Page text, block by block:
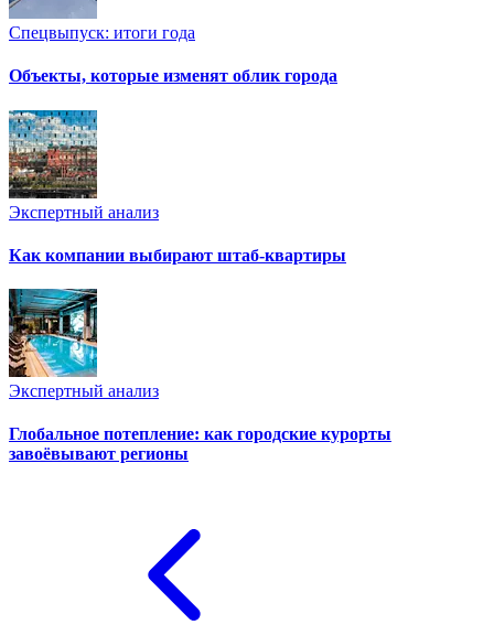
Спецвыпуск: итоги года
Объекты, которые изменят облик города
Экспертный анализ
Как компании выбирают штаб-квартиры
Экспертный анализ
Глобальное потепление: как городские курорты
завоёвывают регионы